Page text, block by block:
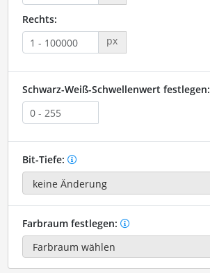
Rechts:
px
Schwarz-Weiß-Schwellenwert festlegen:
Bit-Tiefe:
Farbraum festlegen: